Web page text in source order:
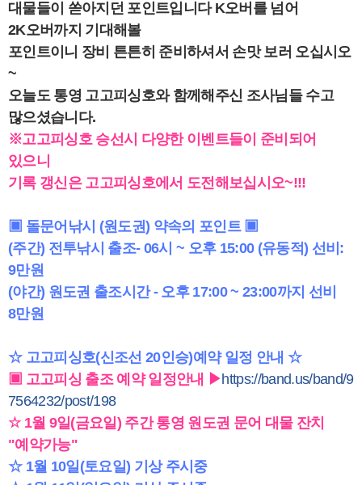
대물들이 쏟아지던 포인트입니다 K오버를 넘어
2K오버까지 기대해볼
포인트이니 장비 튼튼히 준비하셔서 손맛 보러 오십시오
~
오늘도 통영 고고피싱호와 함께해주신 조사님들 수고
많으셨습니다.
※고고피싱호 승선시 다양한 이벤트들이 준비되어
있으니
기록 갱신은 고고피싱호에서 도전해보십시오~!!!
▣ 돌문어낚시 (원도권) 약속의 포인트 ▣
(주간) 전투낚시 출조- 06시 ~ 오후 15:00 (유동적) 선비:
9만원
(야간) 원도권 출조시간 - 오후 17:00 ~ 23:00까지 선비
8만원
☆ 고고피싱호(신조선 20인승)예약 일정 안내 ☆
▣ 고고피싱 출조 예약 일정안내 ▶https://band.us/band/9
7564232/post/198
☆ 1월 9일(금요일) 주간 통영 원도권 문어 대물 잔치
"예약가능"
☆ 1월 10일(토요일) 기상 주시중